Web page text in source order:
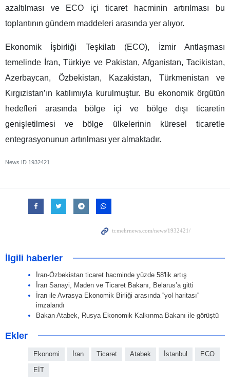
azaltılması ve ECO içi ticaret hacminin artırılması bu
toplantının gündem maddeleri arasında yer alıyor.
Ekonomik İşbirliği Teşkilatı (ECO), İzmir Antlaşması
temelinde İran, Türkiye ve Pakistan, Afganistan, Tacikistan,
Azerbaycan, Özbekistan, Kazakistan, Türkmenistan ve
Kırgızistan’ın katılımıyla kurulmuştur. Bu ekonomik örgütün
hedefleri arasında bölge içi ve bölge dışı ticaretin
genişletilmesi ve bölge ülkelerinin küresel ticaretle
entegrasyonunun artırılması yer almaktadır.
News ID 1932421
İlgili haberler
İran-Özbekistan ticaret hacminde yüzde 58'lik artış
İran Sanayi, Maden ve Ticaret Bakanı, Belarus’a gitti
İran ile Avrasya Ekonomik Birliği arasında ''yol haritası''
imzalandı
Bakan Atabek, Rusya Ekonomik Kalkınma Bakanı ile görüştü
Ekler
Ekonomi İran Ticaret Atabek İstanbul ECO
EİT